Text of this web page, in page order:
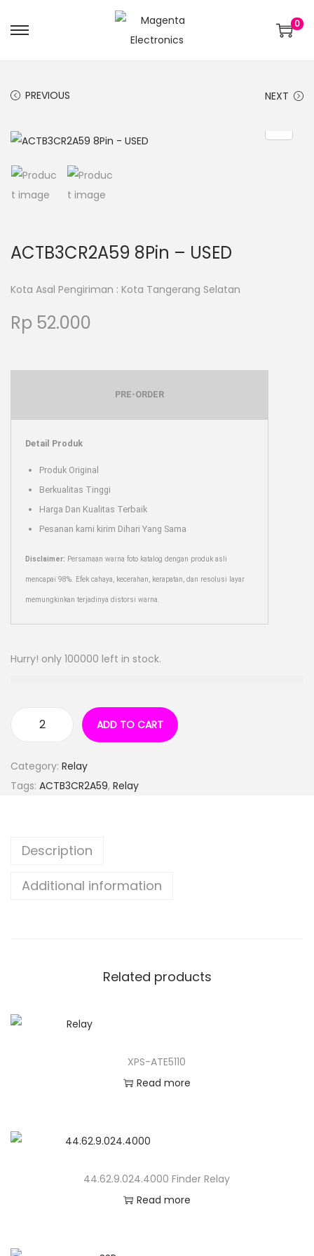
0
PREVIOUS NEXT
ACTB3CR2A59 8Pin – USED
Kota Asal Pengiriman : Kota Tangerang Selatan
Rp 52.000
PRE-ORDER
Detail Produk
Produk Original
Berkualitas Tinggi
Harga Dan Kualitas Terbaik
Pesanan kami kirim Dihari Yang Sama
Disclaimer: Persamaan warna foto katalog dengan produk asli
mencapai 98%. Efek cahaya, kecerahan, kerapatan, dan resolusi layar
memungkinkan terjadinya distorsi warna.
Hurry! only 100000 left in stock.
ADD TO CART
Category: Relay
Tags: ACTB3CR2A59, Relay
Description
Additional information
Related products
XPS-ATE5110
Read more
44.62.9.024.4000 Finder Relay
Read more